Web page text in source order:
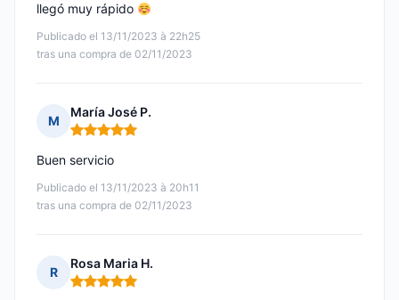
Publicado el 13/11/2023 à 22h25
tras una compra de 02/11/2023
llegó muy rápido
M
María José P.
Nota: 5 de 5
Publicado el 13/11/2023 à 20h11
tras una compra de 02/11/2023
Buen servicio
R
Rosa Maria H.
Nota: 5 de 5